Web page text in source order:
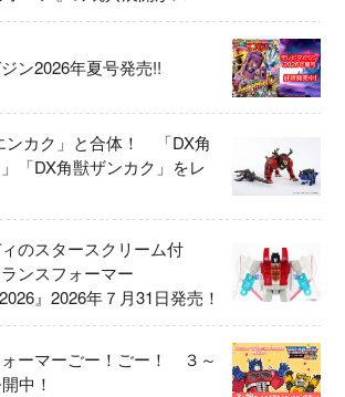
ン2026年夏号発売!!
ンカク」と合体！ 「DX角
「DX角獣ザンカク」をレ
のスタースクリーム付
ンスフォーマー
』2026年７月31日発売！
ォーマーごー！ごー！ ３～
中！